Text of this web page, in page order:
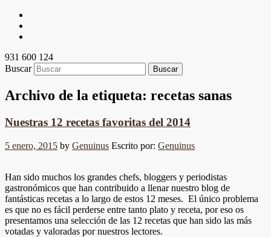
931 600 124
Buscar
Archivo de la etiqueta: recetas sanas
Nuestras 12 recetas favoritas del 2014
5 enero, 2015 by Genuinus Escrito por: Genuinus
Han sido muchos los grandes chefs, bloggers y periodistas
gastronómicos que han contribuido a llenar nuestro blog de
fantásticas recetas a lo largo de estos 12 meses. El único problema
es que no es fácil perderse entre tanto plato y receta, por eso os
presentamos una selección de las 12 recetas que han sido las más
votadas y valoradas por nuestros lectores.